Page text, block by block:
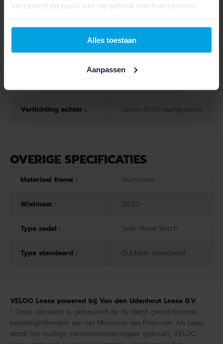
verzameld op basis van uw gebruik van hun services.
Alles toestaan
Aanpassen
SCHAKELEN EN VEILIGHEID
Aantal versnellingen : 7
Type versnelling : Naaf
Verlichting achter : Union 4370 naafdynamo
OVERIGE SPECIFICATIES
Materiaal frame : Aluminium
Wielmaat : 28.00
Type zadel : Selle Royal Witch
Type standaard : Dubbele standaard
VELOO Lease powered bij Van den Udenhout Lease B.V.
* Onze calculator is gebaseerd op de laatst gepubliceerde
belastinginformatie van het Ministerie van Financiën. Als basis
wordt het huidige inkomstenbelastingjaar gebruikt, VELOO